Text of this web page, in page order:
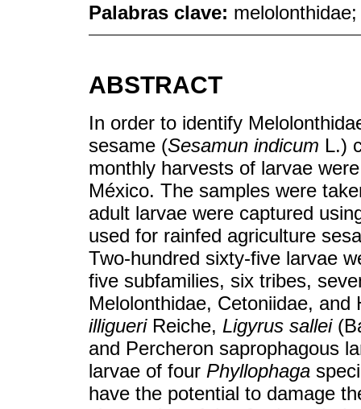
Palabras clave:
ABSTRACT
In order to identify
sesame (Sesamun indicum L.)
monthly harvests of larvae
México. The samples were
adult larvae were captured
used for rainfed agriculture
Two-hundred sixty-five larvae
five subfamilies, six tribes,
Melolonthidae, Cetoniidae,
illigueriReiche, Ligyrus sallei
and Percheron saprophagous
larvae of four Phyllophaga
have the potential to damage